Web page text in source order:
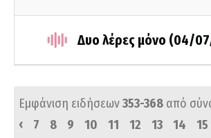
Δυο λέρες μόνο (04/
Εμφάνιση ειδήσεων353-368 από
‹
7 8 9 10 11 12 13 14 15